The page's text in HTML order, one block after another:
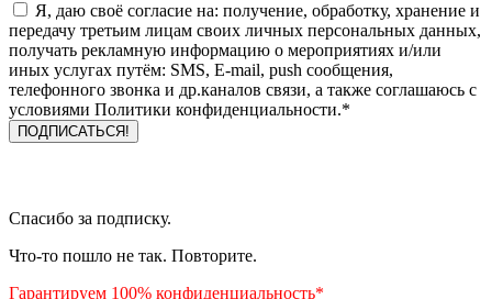
Я, даю своё согласие на: получение, обработку, хранение и
передачу третьим лицам своих личных персональных данных,
получать рекламную информацию о мероприятиях и/или
иных услугах путём: SMS, E-mail, push сообщения,
телефонного звонка и др.каналов связи, а также соглашаюсь с
условиями Политики конфиденциальности.*
Спасибо за подписку.
Что-то пошло не так. Повторите.
Гарантируем 100% конфиденциальность*